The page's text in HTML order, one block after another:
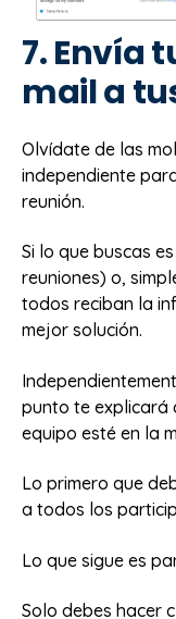
7. Envía
mail a
Olvídate de las
independiente
reunión.
Si lo que buscas
reuniones) o,
todos reciban la
mejor solución.
punto te explicará
equipo esté en la
Lo primero que
a todos los
Lo que sigue es
Solo debes hacer